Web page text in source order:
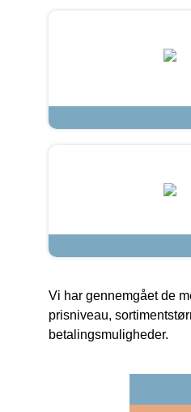
Vi har gennemgået de
prisniveau,
betalingsmuligheder.